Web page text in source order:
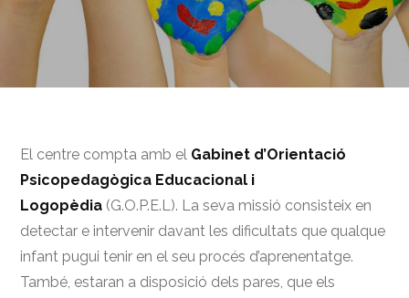
El centre compta amb el Gabinet d’Orientació
Psicopedagògica Educacional i
Logopèdia (G.O.P.E.L). La seva missió consisteix en
detectar e intervenir davant les dificultats que qualque
infant pugui tenir en el seu procés d’aprenentatge.
També, estaran a disposició dels pares, que els